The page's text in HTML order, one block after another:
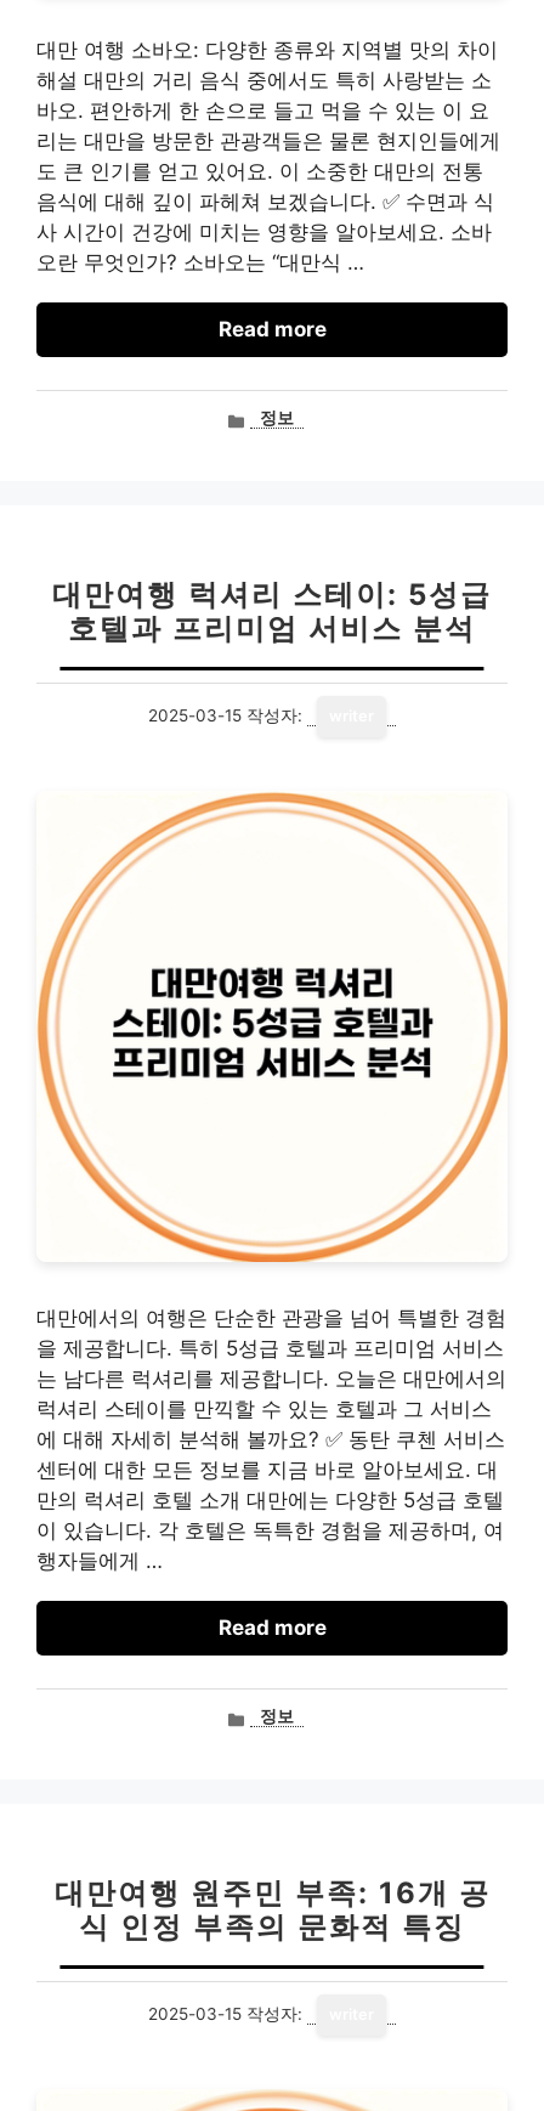
대만 여행 소바오: 다양한 종류와 지역별 맛의 차이
해설 대만의 거리 음식 중에서도 특히 사랑받는 소
바오. 편안하게 한 손으로 들고 먹을 수 있는 이 요
리는 대만을 방문한 관광객들은 물론 현지인들에게
도 큰 인기를 얻고 있어요. 이 소중한 대만의 전통
음식에 대해 깊이 파헤쳐 보겠습니다. ✅ 수면과 식
사 시간이 건강에 미치는 영향을 알아보세요. 소바
오란 무엇인가? 소바오는 “대만식 …
Read more
카정보
대만여행 럭셔리 스테이: 5성급
호텔과 프리미엄 서비스 분석
2025-03-15 작성자:
대만에서의 여행은 단순한 관광을 넘어 특별한 경험
을 제공합니다. 특히 5성급 호텔과 프리미엄 서비스
는 남다른 럭셔리를 제공합니다. 오늘은 대만에서의
럭셔리 스테이를 만끽할 수 있는 호텔과 그 서비스
에 대해 자세히 분석해 볼까요? ✅ 동탄 쿠첸 서비스
센터에 대한 모든 정보를 지금 바로 알아보세요. 대
만의 럭셔리 호텔 소개 대만에는 다양한 5성급 호텔
이 있습니다. 각 호텔은 독특한 경험을 제공하며, 여
행자들에게 …
Read more
카정보
대만여행 원주민 부족: 16개 공
식 인정 부족의 문화적 특징
2025-03-15 작성자: